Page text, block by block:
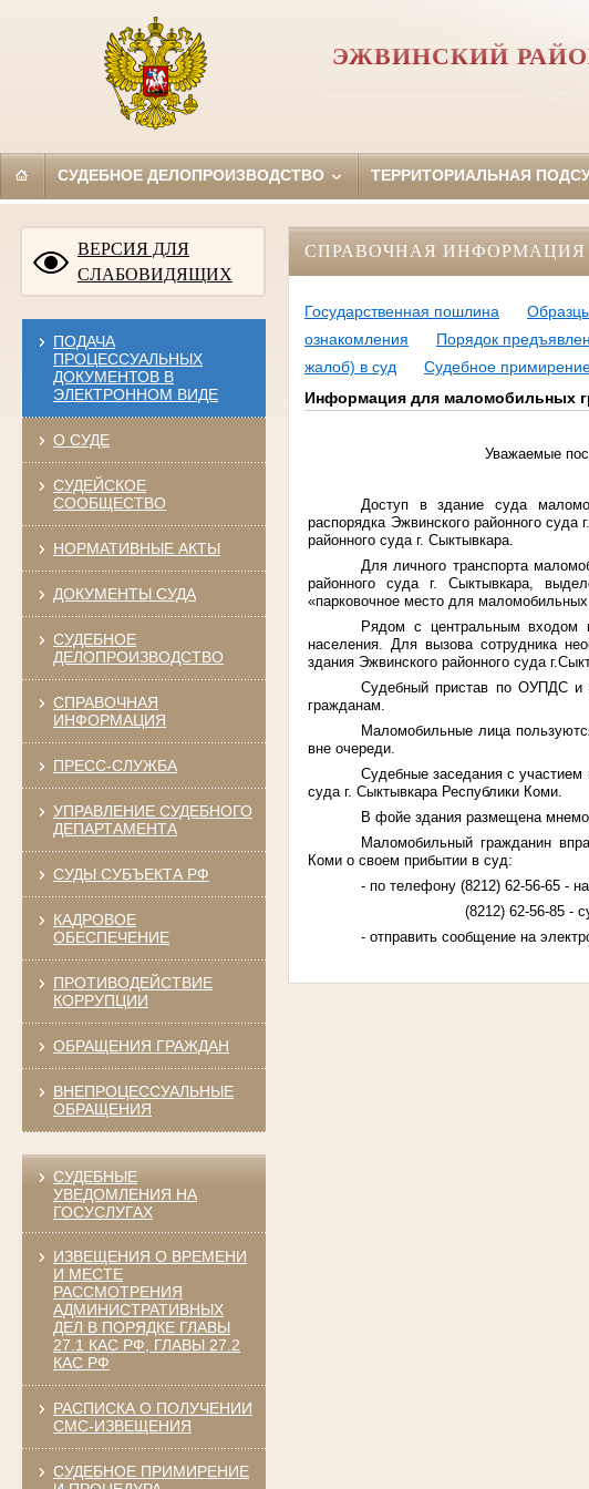
ЭЖВИНСКИЙ
СУДЕБНОЕ ДЕЛОПРОИЗВОДСТВО ТЕРРИТОРИАЛЬНАЯ
ВЕРСИЯ ДЛЯ
СЛАБОВИДЯЩИХ
ПОДАЧА
ПРОЦЕССУАЛЬНЫХ
ДОКУМЕНТОВ В
ЭЛЕКТРОННОМ ВИДЕ
О СУДЕ
СУДЕЙСКОЕ
СООБЩЕСТВО
НОРМАТИВНЫЕ АКТЫ
ДОКУМЕНТЫ СУДА
СУДЕБНОЕ
ДЕЛОПРОИЗВОДСТВО
СПРАВОЧНАЯ
ИНФОРМАЦИЯ
ПРЕСС-СЛУЖБА
УПРАВЛЕНИЕ СУДЕБНОГО
ДЕПАРТАМЕНТА
СУДЫ СУБЪЕКТА РФ
КАДРОВОЕ
ОБЕСПЕЧЕНИЕ
ПРОТИВОДЕЙСТВИЕ
КОРРУПЦИИ
ОБРАЩЕНИЯ ГРАЖДАН
ВНЕПРОЦЕССУАЛЬНЫЕ
ОБРАЩЕНИЯ
СУДЕБНЫЕ
УВЕДОМЛЕНИЯ НА
ГОСУСЛУГАХ
ИЗВЕЩЕНИЯ О ВРЕМЕНИ
И МЕСТЕ
РАССМОТРЕНИЯ
АДМИНИСТРАТИВНЫХ
ДЕЛ В ПОРЯДКЕ ГЛАВЫ
27.1 КАС РФ, ГЛАВЫ 27.2
КАС РФ
РАСПИСКА О ПОЛУЧЕНИИ
СМС-ИЗВЕЩЕНИЯ
СУДЕБНОЕ ПРИМИРЕНИЕ
СПРАВОЧНАЯ ИНФОРМАЦИЯ
Государственная пошлина
ознакомления
Порядок
жалоб) в суд
Судебное
Информация для маломобильных
Уважаемые
Доступ в здание суда
распорядка Эжвинского районного
районного суда г. Сыктывкара.
Для личного транспорта
районного суда г. Сыктывкара,
«парковочное место для маломобильных
Рядом с центральным входом
населения. Для вызова сотрудника
здания Эжвинского районного суда
Судебный пристав по ОУПДС и
гражданам.
Маломобильные лица
вне очереди.
Судебные заседания с участием
суда г. Сыктывкара Республики Коми.
В фойе здания размещена
Маломобильный гражданин
Коми о своем прибытии в суд:
- по телефону (8212) 62-56-65 -
(8212) 62-56-85 -
- отправить сообщение на